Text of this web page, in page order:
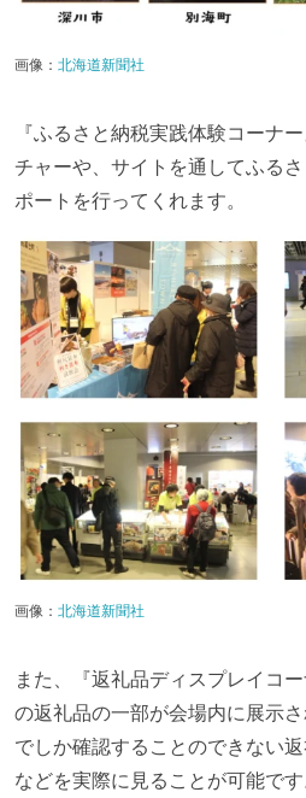
画像： 北海道新聞社
『ふるさと納税実践体験コーナ
チャーや、サイトを通してふる
ポートを行ってくれます。
画像： 北海道新聞社
また、『返礼品ディスプレイコ
の返礼品の一部が会場内に展示
でしか確認することのできない
などを実際に見ることが可能で